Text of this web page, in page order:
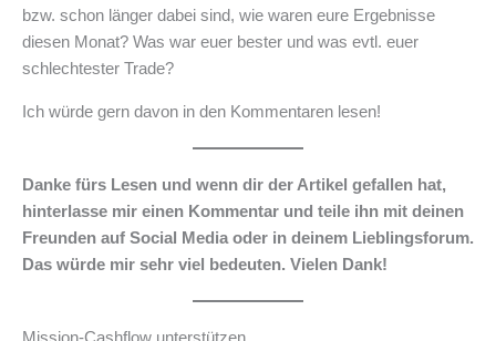
bzw. schon länger dabei sind, wie waren eure Ergebnisse
diesen Monat? Was war euer bester und was evtl. euer
schlechtester Trade?
Ich würde gern davon in den Kommentaren lesen!
Danke fürs Lesen und wenn dir der Artikel gefallen hat,
hinterlasse mir einen Kommentar und teile ihn mit deinen
Freunden auf Social Media oder in deinem Lieblingsforum.
Das würde mir sehr viel bedeuten. Vielen Dank!
Mission-Cashflow unterstützen